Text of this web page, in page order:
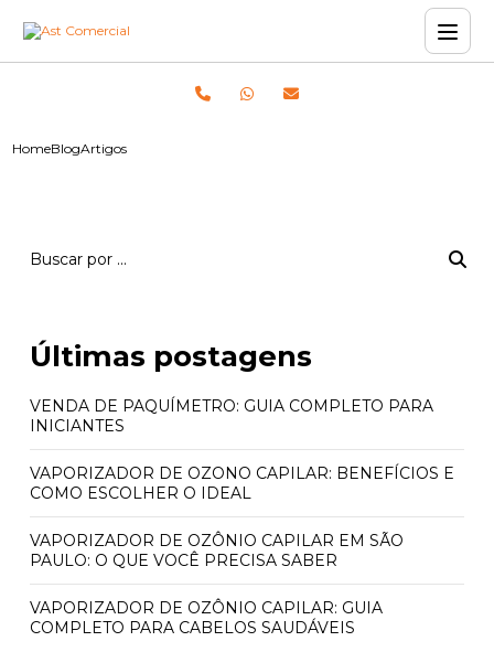
HomeBlogArtigos
Últimas postagens
VENDA DE PAQUÍMETRO: GUIA COMPLETO PARA
INICIANTES
VAPORIZADOR DE OZONO CAPILAR: BENEFÍCIOS E
COMO ESCOLHER O IDEAL
VAPORIZADOR DE OZÔNIO CAPILAR EM SÃO
PAULO: O QUE VOCÊ PRECISA SABER
VAPORIZADOR DE OZÔNIO CAPILAR: GUIA
COMPLETO PARA CABELOS SAUDÁVEIS